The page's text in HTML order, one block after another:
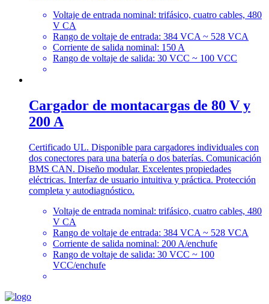
Voltaje de entrada nominal: trifásico, cuatro cables, 480
V CA
Rango de voltaje de entrada: 384 VCA ~ 528 VCA
Corriente de salida nominal: 150 A
Rango de voltaje de salida: 30 VCC ~ 100 VCC
Cargador de montacargas de 80 V y
200 A
Certificado UL. Disponible para cargadores individuales con
dos conectores para una batería o dos baterías. Comunicación
BMS CAN. Diseño modular. Excelentes propiedades
eléctricas. Interfaz de usuario intuitiva y práctica. Protección
completa y autodiagnóstico.
Voltaje de entrada nominal: trifásico, cuatro cables, 480
V CA
Rango de voltaje de entrada: 384 VCA ~ 528 VCA
Corriente de salida nominal: 200 A/enchufe
Rango de voltaje de salida: 30 VCC ~ 100
VCC/enchufe